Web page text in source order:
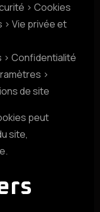
> Cookies
> Vie privée et
Confidentialité
>
de site
peut
site,